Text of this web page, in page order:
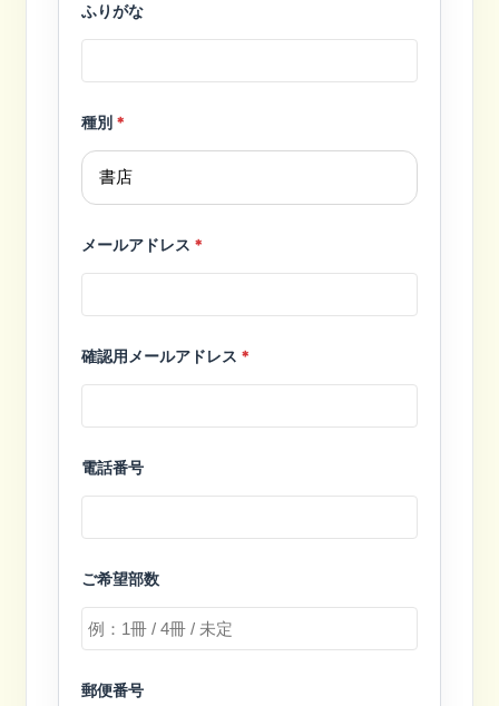
ふりがな
種別 *
メールアドレス *
確認用メールアドレス *
電話番号
ご希望部数
郵便番号